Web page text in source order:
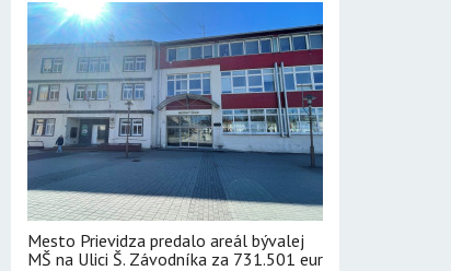
Mesto Prievidza predalo areál bývalej
MŠ na Ulici Š. Závodníka za 731.501 eur